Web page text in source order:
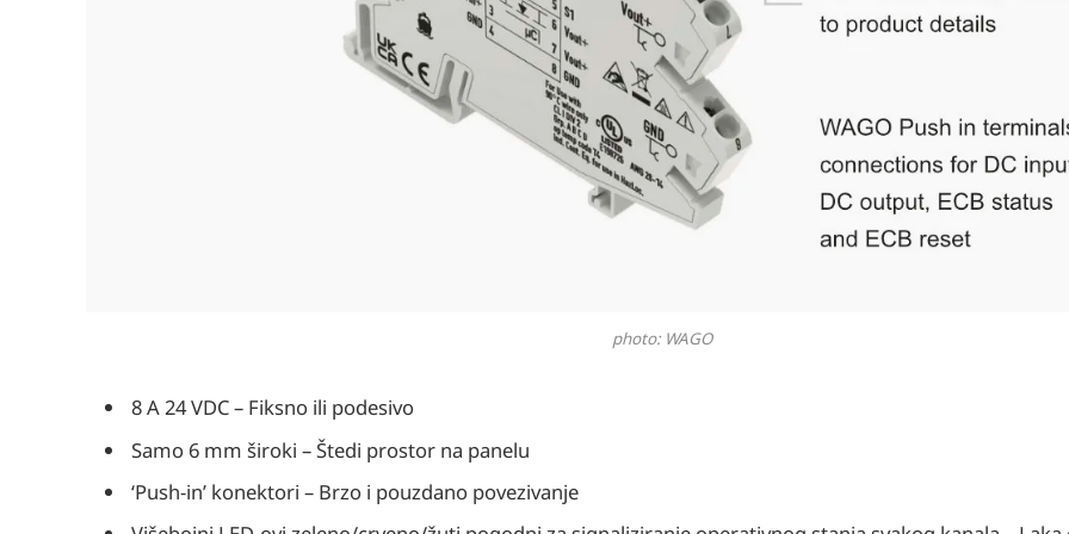
photo: WAGO
8 A 24 VDC – Fiksno ili podesivo
Samo 6 mm široki – Štedi prostor na panelu
‘Push-in’ konektori – Brzo i pouzdano povezivanje